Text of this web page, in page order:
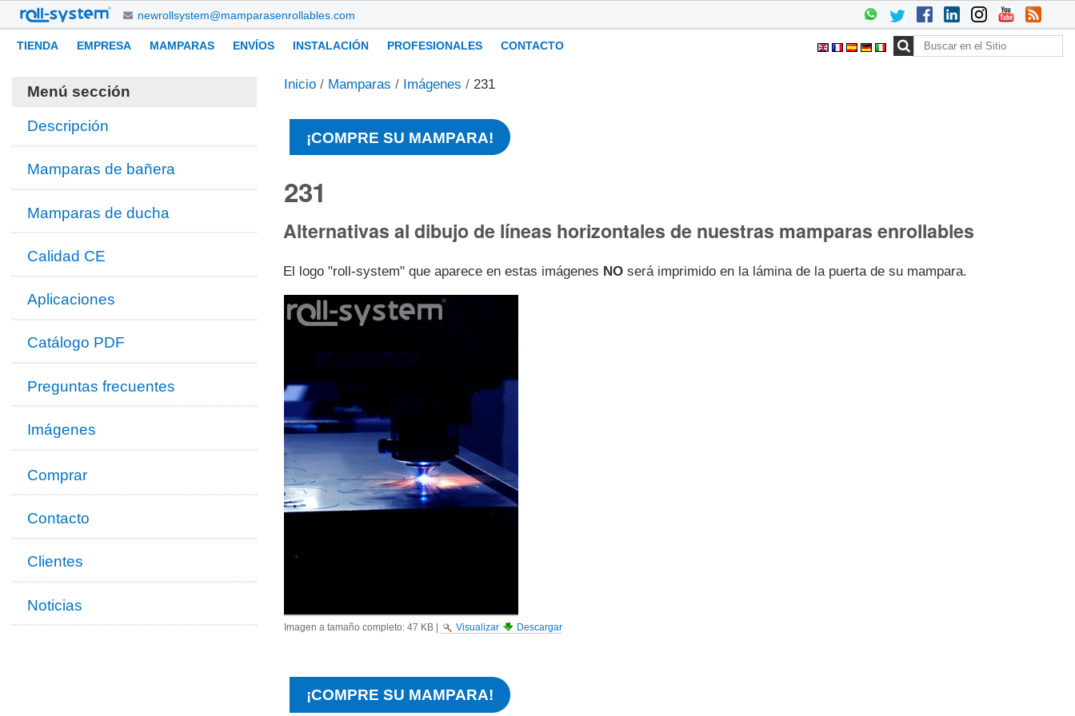
Cambiar
a
contenido.
Saltar
navegación
newrollsystem@mamparasenrollables.com
Navegación
TIENDA EMPRESA MAMPARAS ENVÍOS INSTALACIÓN PROFESIONALES CONTACTO Buscar
Búsqueda
Avanzada…
Herramientas
Inicio / Mamparas / Imágenes /231
¡COMPRE SU MAMPARA!
231
Alternativas al dibujo de líneas horizontales de nuestras mamparas enrollables
El logo "roll-system" que aparece en estas imágenes NOserá imprimido en la lámina de la puerta de su mampara.
Imagen a tamaño completo: 47 KB Visualizar Descargar
¡COMPRE SU MAMPARA!
Menú sección
Descripción
Mamparas de bañera
Mamparas de ducha
Calidad CE
Aplicaciones
Catálogo PDF
Preguntas frecuentes
Imágenes
Comprar
Contacto
Clientes
Noticias